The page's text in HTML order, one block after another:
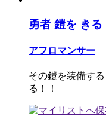
勇者 鎧を きる
アフロマンサー
その鎧を装備す
る！！